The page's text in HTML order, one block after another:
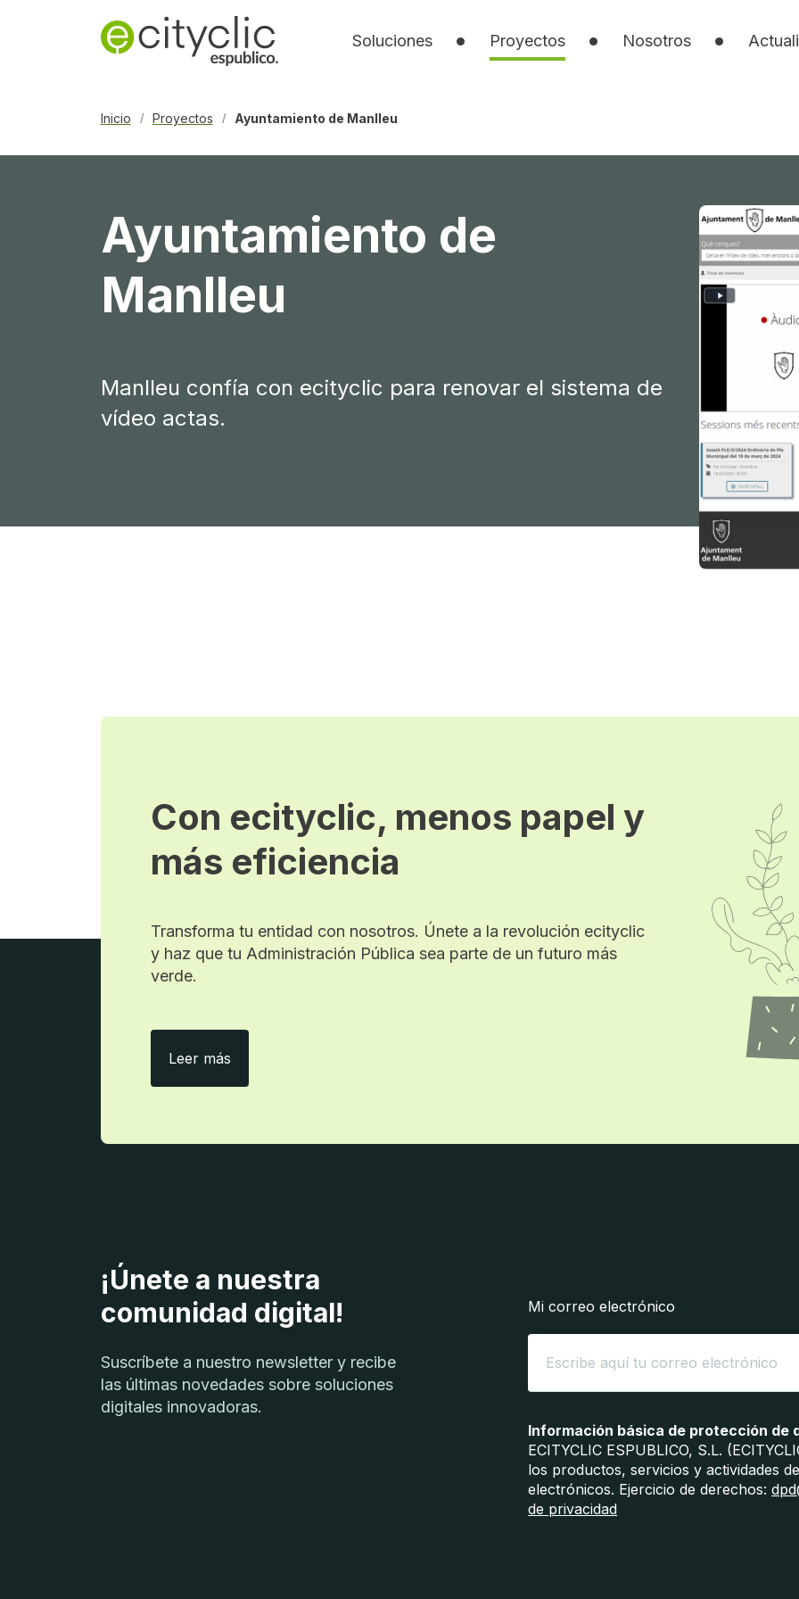
Soluciones Proyectos Nosotros
Inicio / Proyectos / Ayuntamiento de Manlleu
Ayuntamiento de
Manlleu
Manlleu confía con ecityclic para renovar el sistema de
vídeo actas.
Con ecityclic, menos papel y
más eficiencia
Transforma tu entidad con nosotros. Únete a la revolución ecityclic
y haz que tu Administración Pública sea parte de un futuro más
verde.
Leer másCon ecityclic, menos papel y más eficiencia
¡Únete a nuestra
comunidad digital!
Suscríbete a nuestro newsletter y recibe
las últimas novedades sobre soluciones
digitales innovadoras.
Mi correo electrónico
Información básica de protección de
ECITYCLIC ESPUBLICO, S.L.
los productos, servicios y actividades
electrónicos. Ejercicio de derechos:
de privacidad